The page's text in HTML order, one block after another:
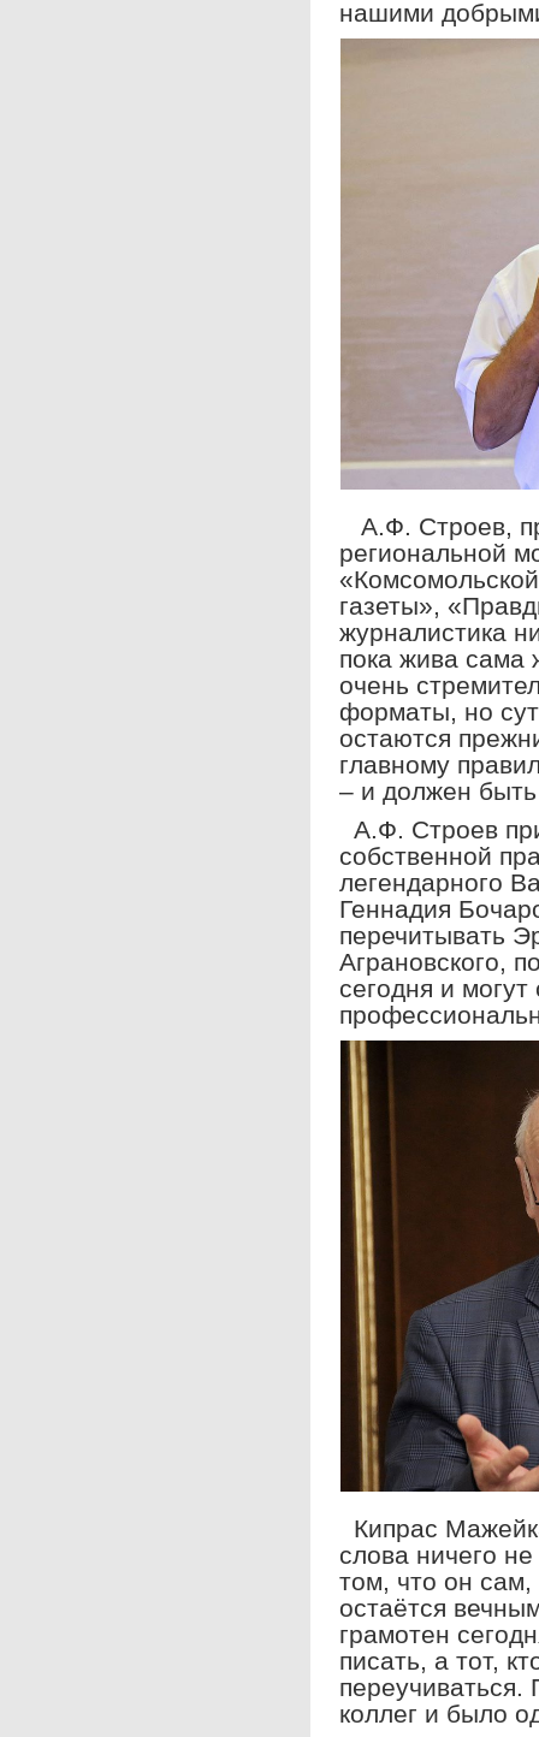
нашими
А.Ф. Строев,
региональной
газеты»,
журналистика
пока жива сама
очень
форматы, но
остаются
главному
– и должен
А.Ф. Строев
собственной
легендарного
Геннадия
перечитывать
Аграновского,
сегодня и
Кипрас
слова ничего
том, что он сам,
остаётся
грамотен
писать, а тот,
переучиваться.
коллег и было